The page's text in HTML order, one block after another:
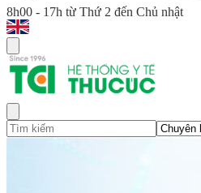
8h00 - 17h từ Thứ 2 đến Chủ nhật